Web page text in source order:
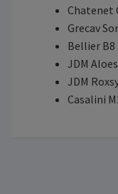
Chatenet
Grecav
Bellier B8
JDM
JDM
Casalini